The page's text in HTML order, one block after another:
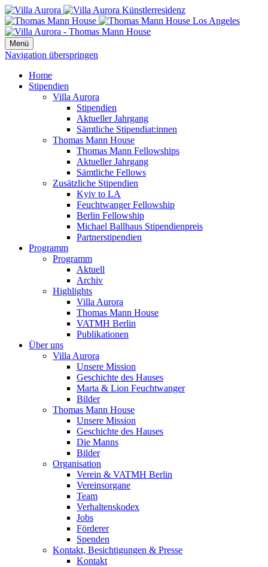
Menü
Navigation überspringen
Home
Stipendien
Villa Aurora
Stipendien
Aktueller Jahrgang
Sämtliche Stipendiat:innen
Thomas Mann House
Thomas Mann Fellowships
Aktueller Jahrgang
Sämtliche Fellows
Zusätzliche Stipendien
Kyiv to LA
Feuchtwanger Fellowship
Berlin Fellowship
Michael Ballhaus Stipendienpreis
Partnerstipendien
Programm
Programm
Aktuell
Archiv
Highlights
Villa Aurora
Thomas Mann House
VATMH Berlin
Publikationen
Über uns
Villa Aurora
Unsere Mission
Geschichte des Hauses
Marta & Lion Feuchtwanger
Bilder
Thomas Mann House
Unsere Mission
Geschichte des Hauses
Die Manns
Bilder
Organisation
Verein & VATMH Berlin
Vereinsorgane
Team
Verhaltenskodex
Jobs
Förderer
Spenden
Kontakt, Besichtigungen & Presse
Kontakt